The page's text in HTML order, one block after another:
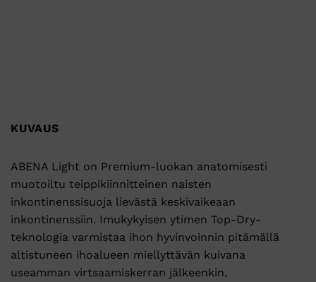
KUVAUS
ABENA Light on Premium-luokan anatomisesti
muotoiltu teippikiinnitteinen naisten
inkontinenssisuoja lievästä keskivaikeaan
inkontinenssiin. Imukykyisen ytimen Top-Dry-
teknologia varmistaa ihon hyvinvoinnin pitämällä
altistuneen ihoalueen miellyttävän kuivana
useamman virtsaamiskerran jälkeenkin.